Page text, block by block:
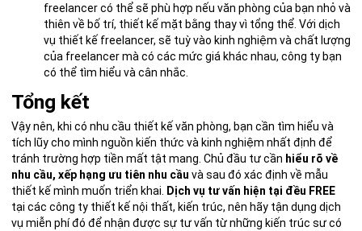
freelancer có thể sẽ phù hợp nếu văn phòng của bạn nhỏ và
thiên về bố trí, thiết kế mặt bằng thay vì tổng thể. Với dịch
vụ thiết kế freelancer, sẽ tuỳ vào kinh nghiệm và chất lượng
của freelancer mà có các mức giá khác nhau, công ty bạn
có thể tìm hiểu và cân nhắc.
Tổng kết
Vậy nên, khi có nhu cầu thiết kế văn phòng, bạn cần tìm hiểu và
tích lũy cho mình nguồn kiến thức và kinh nghiệm nhất định để
tránh trường hợp tiền mất tật mang. Chủ đầu tư cần hiểu rõ về
nhu cầu, xếp hạng ưu tiên nhu cầu và sau đó xác định về mẫu
thiết kế mình muốn triển khai.
Dịch vụ tư vấn hiện tại đều FREE
tại các công ty thiết kế nội thất, kiến trúc, nên hãy tận dụng dịch
vụ miễn phí đó để nhận được sự tư vấn từ những kiến trúc sư có